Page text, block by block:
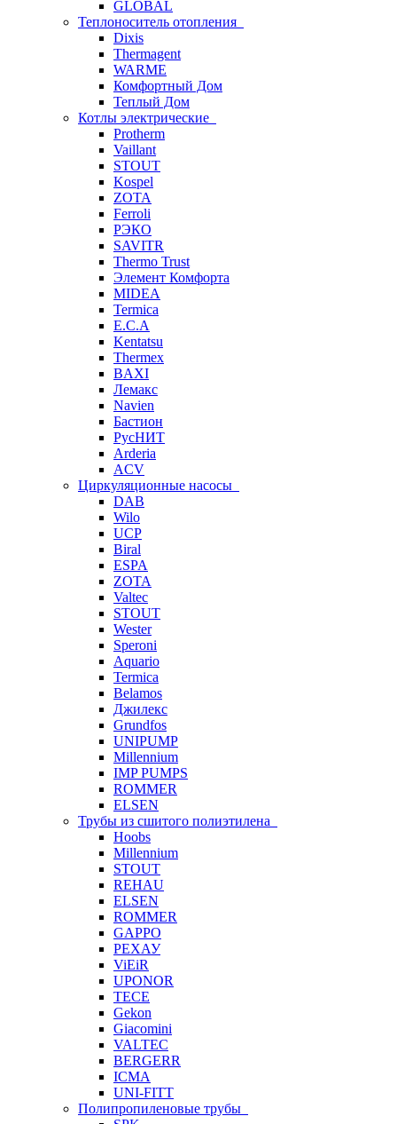
GLOBAL
Теплоноситель отопления
Dixis
Thermagent
WARME
Комфортный Дом
Теплый Дом
Котлы электрические
Protherm
Vaillant
STOUT
Kospel
ZOTA
Ferroli
РЭКО
SAVITR
Thermo Trust
Элемент Комфорта
MIDEA
Termica
E.C.A
Kentatsu
Thermex
BAXI
Лемакс
Navien
Бастион
РусНИТ
Arderia
ACV
Циркуляционные насосы
DAB
Wilo
UCP
Biral
ESPA
ZOTA
Valtec
STOUT
Wester
Speroni
Aquario
Termica
Belamos
Джилекс
Grundfos
UNIPUMP
Millennium
IMP PUMPS
ROMMER
ELSEN
Трубы из сшитого полиэтилена
Hoobs
Millennium
STOUT
REHAU
ELSEN
ROMMER
GAPPO
РЕХАУ
ViEiR
UPONOR
TECE
Gekon
Giacomini
VALTEC
BERGERR
ICMA
UNI-FITT
Полипропиленовые трубы